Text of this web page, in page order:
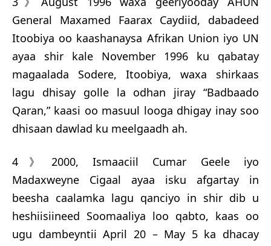
General Maxamed Faarax Caydiid, dabadeed
Itoobiya oo kaashanaysa Afrikan Union iyo UN
ayaa shir kale November 1996 ku qabatay
magaalada Sodere, Itoobiya, waxa shirkaas
lagu dhisay golle la odhan jiray “Badbaado
Qaran,” kaasi oo masuul looga dhigay inay soo
dhisaan dawlad ku meelgaadh ah.
4》2000, Ismaaciil Cumar Geele iyo
Madaxweyne Cigaal ayaa isku afgartay in
beesha caalamka lagu qanciyo in shir dib u
heshiisiineed Soomaaliya loo qabto, kaas oo
ugu dambeyntii April 20 – May 5 ka dhacay